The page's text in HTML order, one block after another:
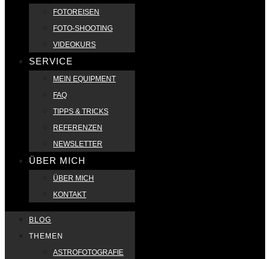
FOTOREISEN
FOTO-SHOOTING
VIDEOKURS
SERVICE
MEIN EQUIPMENT
FAQ
TIPPS & TRICKS
REFERENZEN
NEWSLETTER
ÜBER MICH
ÜBER MICH
KONTAKT
BLOG
THEMEN
ASTROFOTOGRAFIE